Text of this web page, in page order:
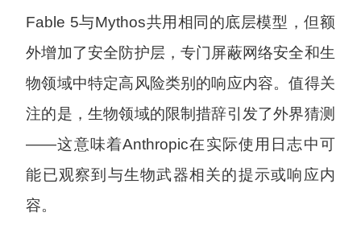
Fable 5与Mythos共用相同的底层模型，但额
外增加了安全防护层，专门屏蔽网络安全和生
物领域中特定高风险类别的响应内容。值得关
注的是，生物领域的限制措辞引发了外界猜测
——这意味着Anthropic在实际使用日志中可
能已观察到与生物武器相关的提示或响应内
容。